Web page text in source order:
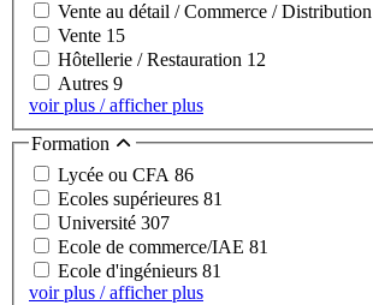
Vente au détail / Commerce / Distribution
Vente 15
Hôtellerie / Restauration 12
Autres 9
voir plus / afficher plus
Formation
Lycée ou CFA 86
Ecoles supérieures 81
Université 307
Ecole de commerce/IAE 81
Ecole d'ingénieurs 81
voir plus / afficher plus